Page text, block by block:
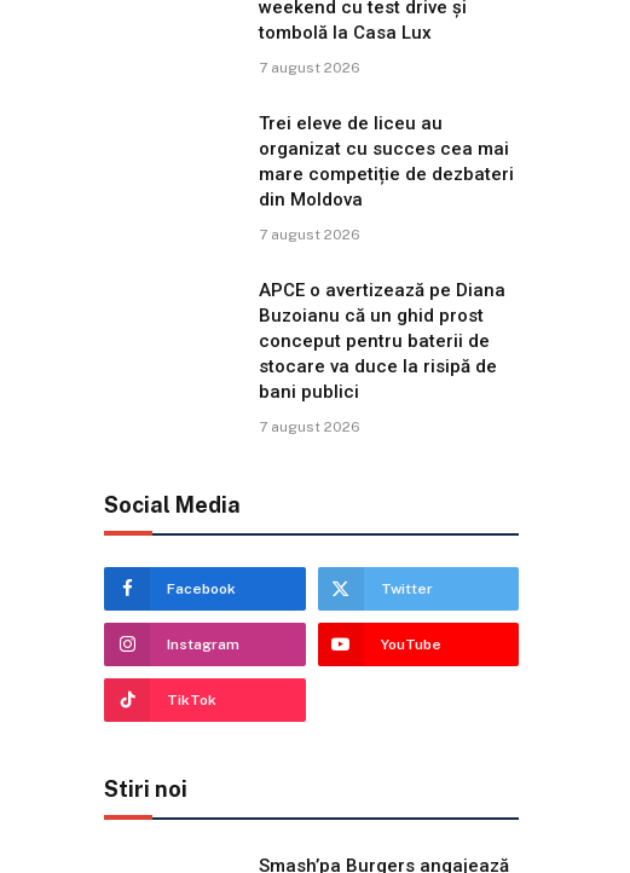
weekend cu test drive și
tombolă la Casa Lux
7 august 2026
Trei eleve de liceu au
organizat cu succes cea mai
mare competiție de dezbateri
din Moldova
7 august 2026
APCE o avertizează pe Diana
Buzoianu că un ghid prost
conceput pentru baterii de
stocare va duce la risipă de
bani publici
7 august 2026
Social Media
Facebook Twitter
Instagram YouTube
TikTok
Stiri noi
Smash’pa Burgers angajează